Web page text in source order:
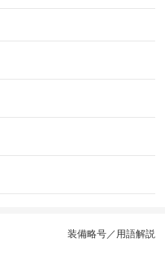
装備略号／用語解説